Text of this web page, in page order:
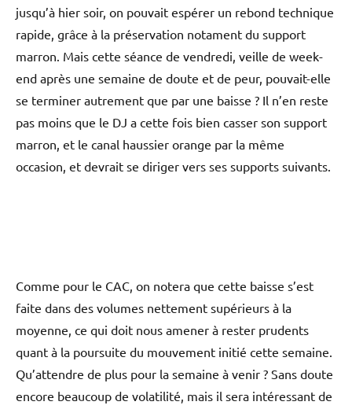
jusqu’à hier soir, on pouvait espérer un rebond technique
rapide, grâce à la préservation notament du support
marron. Mais cette séance de vendredi, veille de week-
end après une semaine de doute et de peur, pouvait-elle
se terminer autrement que par une baisse ? Il n’en reste
pas moins que le DJ a cette fois bien casser son support
marron, et le canal haussier orange par la même
occasion, et devrait se diriger vers ses supports suivants.
Comme pour le CAC, on notera que cette baisse s’est
faite dans des volumes nettement supérieurs à la
moyenne, ce qui doit nous amener à rester prudents
quant à la poursuite du mouvement initié cette semaine.
Qu’attendre de plus pour la semaine à venir ? Sans doute
encore beaucoup de volatilité, mais il sera intéressant de